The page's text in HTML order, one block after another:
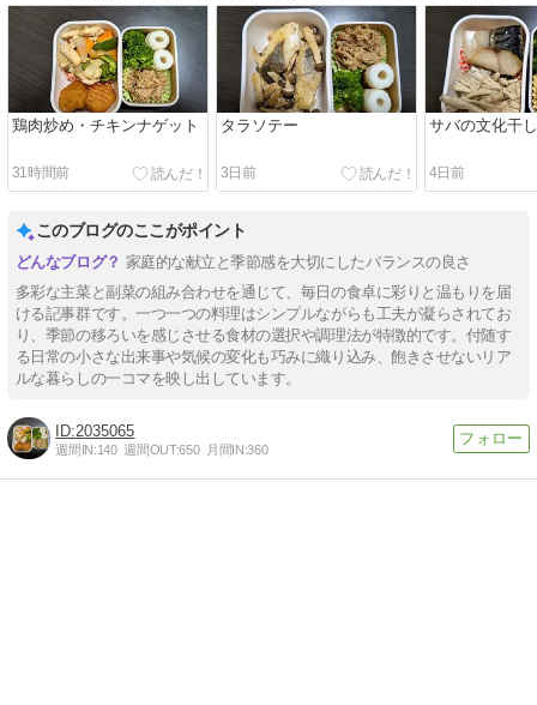
鶏肉炒め・チキンナゲット
31時間前
タラソテー
3日前
サバの文化干
4日前
このブログのここがポイント
家庭的な献立と季節感を大切にしたバランスの良さ
多彩な主菜と副菜の組み合わせを通じて、毎日の食卓に彩りと温もりを届
ける記事群です。一つ一つの料理はシンプルながらも工夫が凝らされてお
り、季節の移ろいを感じさせる食材の選択や調理法が特徴的です。付随す
る日常の小さな出来事や気候の変化も巧みに織り込み、飽きさせないリア
ルな暮らしの一コマを映し出しています。
2035065
週間IN:140 週間OUT:650 月間IN:360